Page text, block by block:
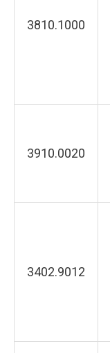
3810.1000
3910.0020
3402.9012